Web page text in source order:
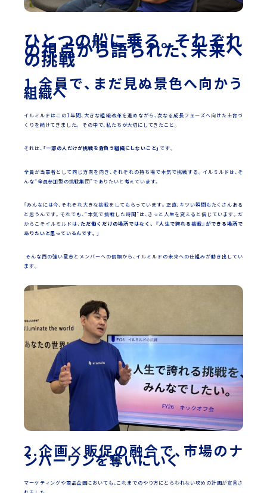
ひとつの船に乗る。それぞれ
の視点から語られた、未来へ
の挑戦
1.全員で、まだ見ぬ景色へ向かう
組織へ
イルミルドはこの1年間、大きな組織改革を進めながら、次なる成長フェーズへ向けた土台づ
くりを続けてきました。 その中で、私たちが大切にしてきたこと。
それは、 「一部の人だけが挑戦を背負う組織にしないこと」です。
全員が当事者として同じ方向を向き、それぞれの持ち場で本気で挑戦する。イルミルドは、そ
んな“全員参加型の挑戦集団”でありたいと考えています。
「みんなには今、それぞれ大きな挑戦をしてもらっています。正直、キツい瞬間もたくさんある
と思うんです。それでも、“本気で挑戦した時間”は、きっと人生を変えると信じています。だ
からこそイルミルドは、ただ働くだけの場所ではなく、 『人生で誇れる挑戦』ができる場所で
ありたいと思っているんです。 」
そんな西の強い意志とメンバーへの信頼から、イルミルドの未来への仕組みが動き出してい
ます。
2.企画×販促の融合で、市場のナ
ンバーワンを奪いにいく
マーケティングや商品企画においても、これまでのやり方にとらわれない攻めの計画が宣言さ